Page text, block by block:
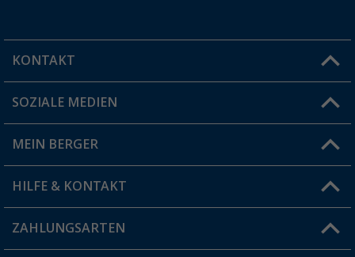
KONTAKT
Du hast eine Frage?
Filiale finden
SOZIALE MEDIEN
MEIN BERGER
Vorteilskarte
Blog
HILFE & KONTAKT
FAQ & Kontakt
ZAHLUNGSARTEN